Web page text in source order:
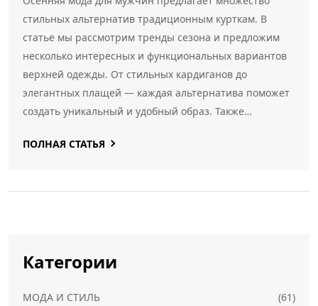
стильных альтернатив традиционным курткам. В
статье мы рассмотрим тренды сезона и предложим
несколько интересных и функциональных вариантов
верхней одежды. От стильных кардиганов до
элегантных плащей — каждая альтернатива поможет
создать уникальный и удобный образ. Также
вещей с остальной частью гардероба. Будьте готовы к
ПОЛНАЯ СТАТЬЯ
Категории
МОДА И СТИЛЬ
(61)